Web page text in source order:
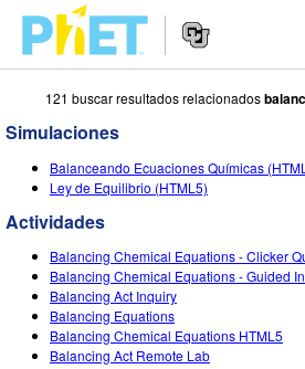
Busca
la
página
Web
PhET
sitio
web
SIMULACIONES
Física
Matemáticas y Estadísticas
Química
About Studio
Customizable Sims
Comience una prueba gratuita
ENSEÑANZA
Actividades
Contribuir con una actividad
INVESTIGACIONES
INICIATIVAS
121 buscar resultados relacionados
Simulaciones
Balanceando Ecuaciones Químicas
Ley de Equilibrio (HTML5)
Actividades
Balancing Chemical Equations - Clicker
Balancing Chemical Equations - Guided
Balancing Act Inquiry
Balancing Equations
Balancing Chemical Equations HTML5
Balancing Act Remote Lab